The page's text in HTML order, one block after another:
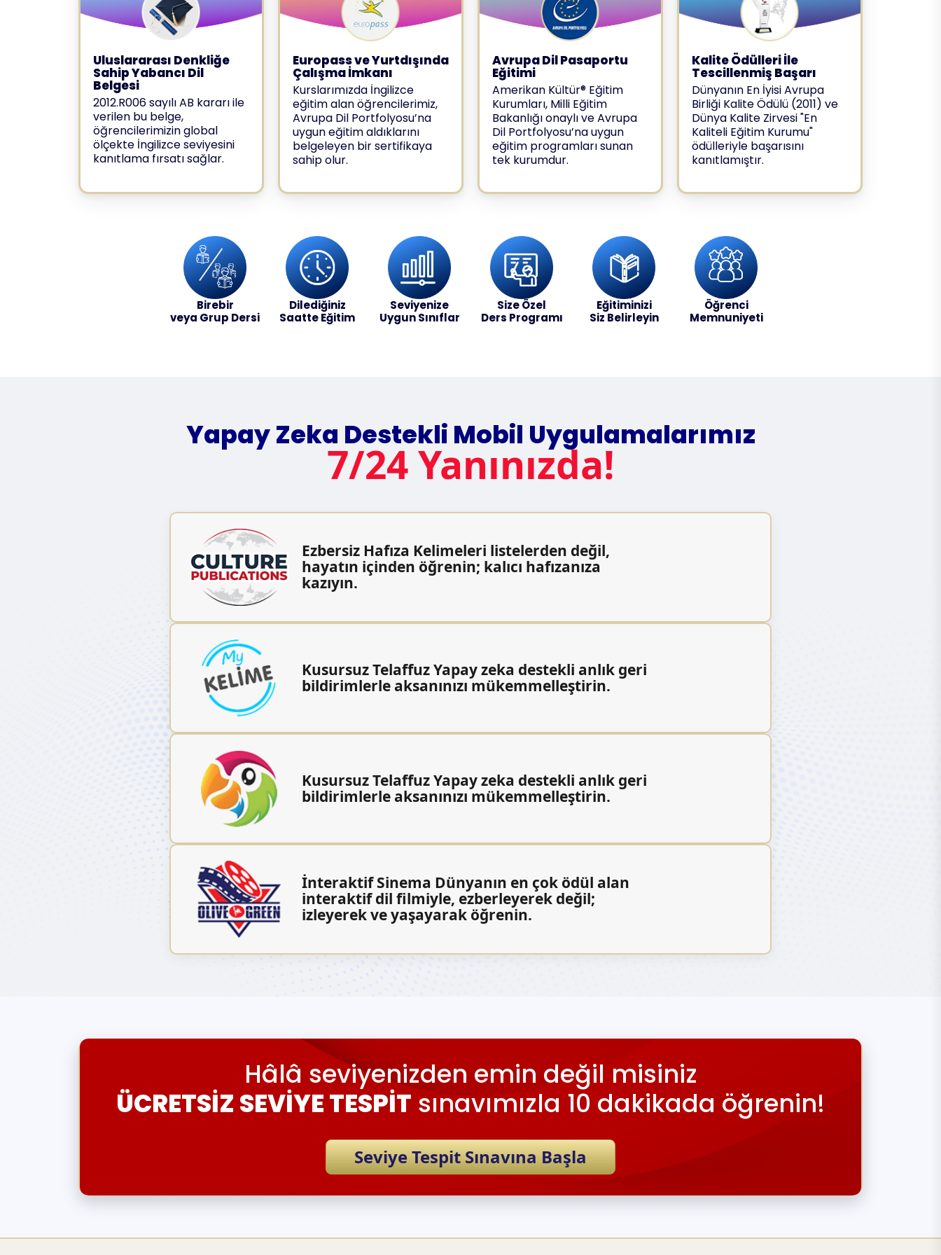
Uluslararası Denkliğe
Sahip Yabancı Dil
Belgesi
2012.R006 sayılı AB kararı ile
verilen bu belge,
öğrencilerimizin global
ölçekte İngilizce seviyesini
kanıtlama fırsatı sağlar.
Europass ve Yurtdışında
Çalışma İmkanı
Kurslarımızda İngilizce
eğitim alan öğrencilerimiz,
Avrupa Dil Portfolyosu’na
uygun eğitim aldıklarını
belgeleyen bir sertifikaya
sahip olur.
Avrupa Dil Pasaportu
Eğitimi
Amerikan Kültür® Eğitim
Kurumları, Milli Eğitim
Bakanlığı onaylı ve Avrupa
Dil Portfolyosu’na uygun
eğitim programları sunan
tek kurumdur.
Kalite Ödülleri İle
Tescillenmiş Başarı
Dünyanın En İyisi Avrupa
Birliği Kalite Ödülü (2011) ve
Dünya Kalite Zirvesi "En
Kaliteli Eğitim Kurumu"
ödülleriyle başarısını
kanıtlamıştır.
Birebir
veya Grup Dersi
Dilediğiniz
Saatte Eğitim
Seviyenize
Uygun Sınıflar
Size Özel
Ders Programı
Eğitiminizi
Siz Belirleyin
Öğrenci
Memnuniyeti
Yapay Zeka Destekli Mobil Uygulamalarımız
7/24 Yanınızda!
Ezbersiz Hafıza Kelimeleri listelerden değil,
hayatın içinden öğrenin; kalıcı hafızanıza
kazıyın.
Kusursuz Telaffuz Yapay zeka destekli anlık geri
bildirimlerle aksanınızı mükemmelleştirin.
Kusursuz Telaffuz Yapay zeka destekli anlık geri
bildirimlerle aksanınızı mükemmelleştirin.
İnteraktif Sinema Dünyanın en çok ödül alan
interaktif dil filmiyle, ezberleyerek değil;
izleyerek ve yaşayarak öğrenin.
Hâlâ seviyenizden emin değil misiniz
ÜCRETSİZ SEVİYE TESPİT sınavımızla 10 dakikada öğrenin!
Seviye Tespit Sınavına Başla